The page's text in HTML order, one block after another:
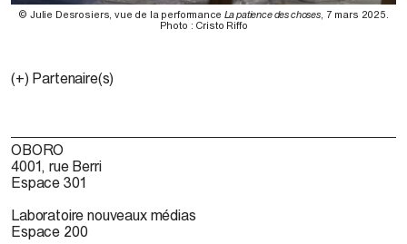
© Julie Desrosiers, vue de la performance La patience des choses , 7 mars 2025.
Photo : Cristo Riffo
(+) Partenaire(s)
OBORO
4001, rue Berri
Espace 301
Laboratoire nouveaux médias
Espace 200